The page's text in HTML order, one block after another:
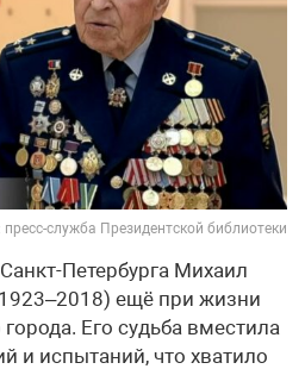
служба Президентской библиотеки
Петербурга Михаил
ещё при жизни
Его судьба вместила
и испытаний, что хватило